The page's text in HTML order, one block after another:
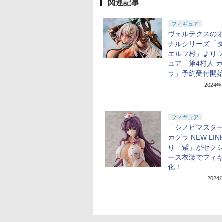
関連記事
フィギュア
ヴェルテクスの
ナルシリーズ「
エルフ村」より
ュア「第4村人
ラ」予約受付開
2024
フィギュア
「シノビマスタ
カグラ NEW
り「紫」がセク
ース衣装でフィ
化！
2024